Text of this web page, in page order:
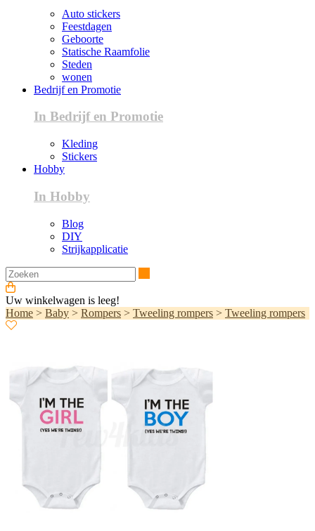
Auto stickers
Feestdagen
Geboorte
Statische Raamfolie
Steden
wonen
Bedrijf en Promotie
In Bedrijf en Promotie
Kleding
Stickers
Hobby
In Hobby
Blog
DIY
Strijkapplicatie
Uw winkelwagen is leeg!
Home > Baby > Rompers > Tweeling rompers > Tweeling rompers